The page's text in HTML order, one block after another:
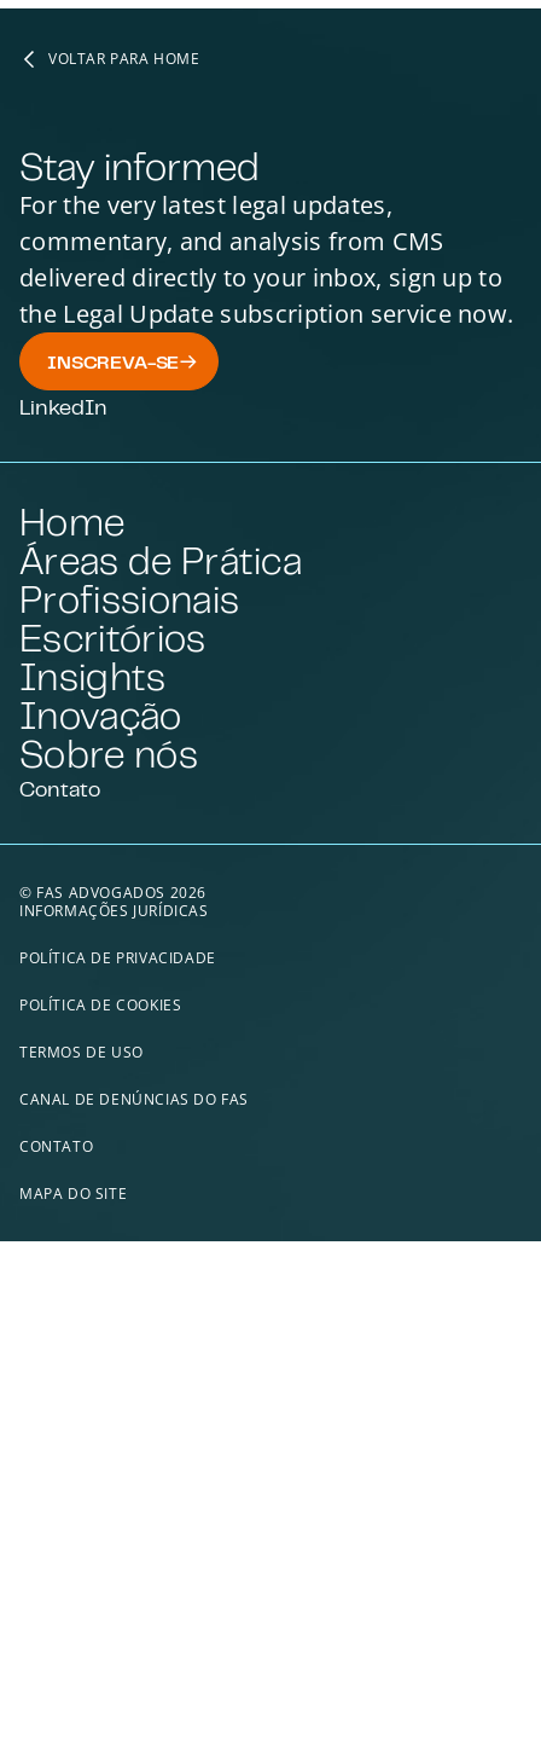
VOLTAR PARA HOME
Stay informed
For the very latest legal updates,
commentary, and analysis from CMS
delivered directly to your inbox, sign up to
the Legal Update subscription service now.
INSCREVA-SE
LinkedIn
Home
Áreas de Prática
Profissionais
Escritórios
Insights
Inovação
Sobre nós
Contato
© FAS ADVOGADOS 2026
INFORMAÇÕES JURÍDICAS
POLÍTICA DE PRIVACIDADE
POLÍTICA DE COOKIES
TERMOS DE USO
CANAL DE DENÚNCIAS DO FAS
CONTATO
MAPA DO SITE